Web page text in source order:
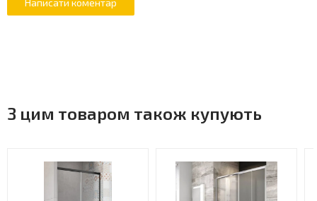
Двостороннє покриття Clean Control
З цим товаром також купують